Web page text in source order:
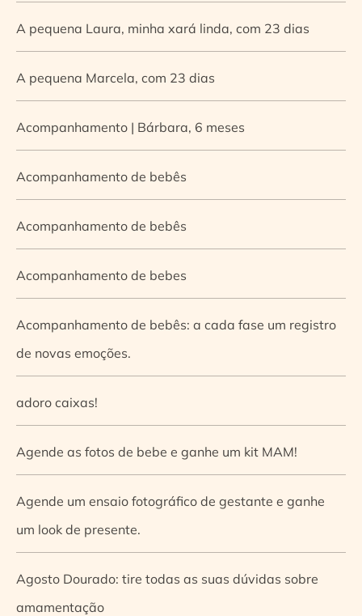
A pequena Laura, minha xará linda, com 23 dias
A pequena Marcela, com 23 dias
Acompanhamento | Bárbara, 6 meses
Acompanhamento de bebês
Acompanhamento de bebês
Acompanhamento de bebes
Acompanhamento de bebês: a cada fase um registro
de novas emoções.
adoro caixas!
Agende as fotos de bebe e ganhe um kit MAM!
Agende um ensaio fotográfico de gestante e ganhe
um look de presente.
Agosto Dourado: tire todas as suas dúvidas sobre
amamentação